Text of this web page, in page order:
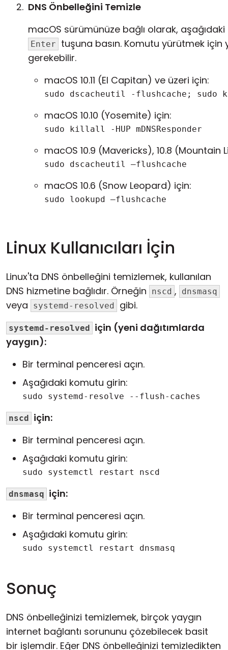
DNS Önbelleğini Temizle
macOS sürümünüze bağlı olarak,
Enter
tuşuna basın. Komutu yürütmek için
gerekebilir.
macOS 10.11 (El Capitan) ve üzeri için:
sudo dscacheutil -flushcache; sudo
macOS 10.10 (Yosemite) için:
sudo killall -HUP mDNSResponder
macOS 10.9 (Mavericks), 10.8 (Mountain
sudo dscacheutil –flushcache
macOS 10.6 (Snow Leopard) için:
sudo lookupd –flushcache
Linux Kullanıcıları İçin
Linux'ta DNS önbelleğini temizlemek, kullanılan
DNS hizmetine bağlıdır. Örneğin
nscd , dnsmasq
veya systemd-resolved gibi.
systemd-resolved için (yeni dağıtımlarda
yaygın):
Bir terminal penceresi açın.
Aşağıdaki komutu girin:
sudo systemd-resolve --flush-caches
nscd için:
Bir terminal penceresi açın.
Aşağıdaki komutu girin:
sudo systemctl restart nscd
dnsmasq için:
Bir terminal penceresi açın.
Aşağıdaki komutu girin:
sudo systemctl restart dnsmasq
Sonuç
DNS önbelleğinizi temizlemek, birçok yaygın
internet bağlantı sorununu çözebilecek basit
bir işlemdir. Eğer DNS önbelleğinizi temizledikten